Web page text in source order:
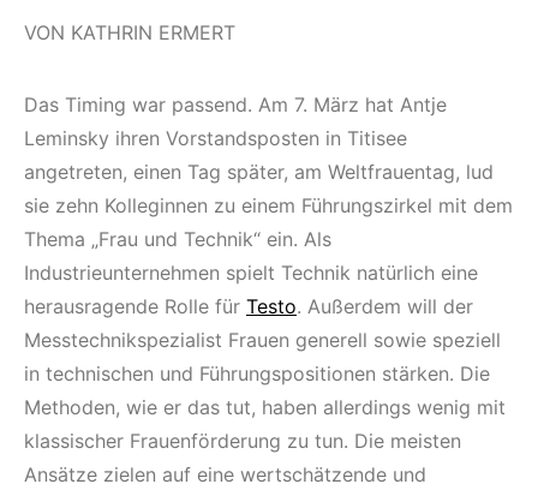
VON KATHRIN ERMERT
Das Timing war passend. Am 7. März hat Antje
Leminsky ihren Vorstandsposten in Titisee
angetreten, einen Tag später, am Weltfrauentag, lud
sie zehn Kolleginnen zu einem Führungszirkel mit dem
Thema „Frau und Technik“ ein. Als
Industrieunternehmen spielt Technik natürlich eine
herausragende Rolle für Testo. Außerdem will der
Messtechnikspezialist Frauen generell sowie speziell
in technischen und Führungspositionen stärken. Die
Methoden, wie er das tut, haben allerdings wenig mit
klassischer Frauenförderung zu tun. Die meisten
Ansätze zielen auf eine wertschätzende und